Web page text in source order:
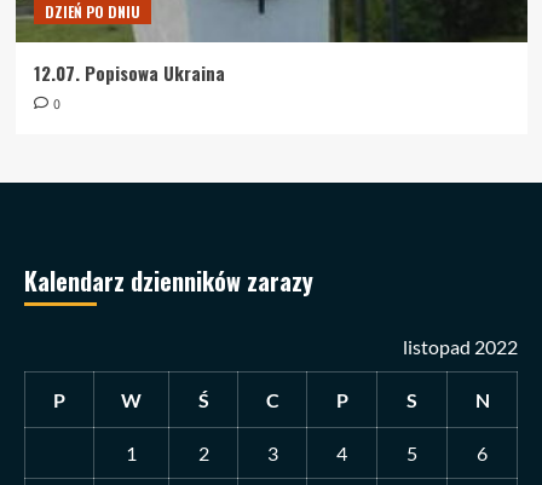
DZIEŃ PO DNIU
12.07. Popisowa Ukraina
0
Kalendarz dzienników zarazy
listopad 2022
P W Ś C P S N
1 2 3 4 5 6